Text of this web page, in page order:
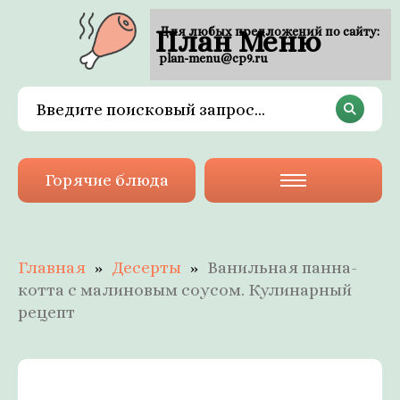
План Меню
Горячие блюда
Главная Десерты
Ванильная панна-
котта с малиновым соусом. Кулинарный
рецепт
Для любых предложений по сайту:
plan-menu@cp9.ru